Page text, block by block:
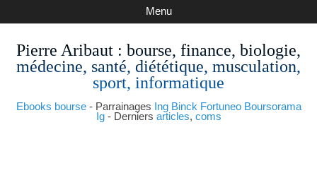
Pierre Aribaut : bourse, finance, biologie,
médecine, santé, diététique, musculation,
sport, informatique
Ebooks bourse- Parrainages Ing Binck Fortuneo Boursorama
Ig- Derniers articles, coms
Menu